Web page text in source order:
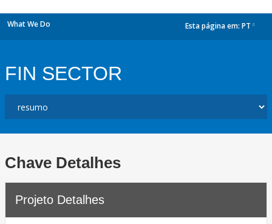
What We Do Esta página em: PT
FIN SECTOR
Chave Detalhes
Projeto Detalhes